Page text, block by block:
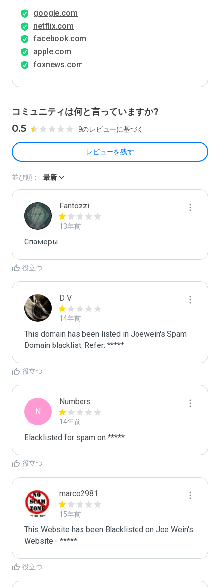
google.com
netflix.com
facebook.com
apple.com
foxnews.com
コミュニティは何と言っていますか?
0.5 9のレビューに基づく
レビューを残す
並び順： 最新
Fantozzi
13年前
Cпaмepы.
役立つ
D V
14年前
This domain has been listed in Joewein's Spam
Domain blacklist. Refer: *****
役立つ
N
Numbers
14年前
Blacklisted for spam on *****
役立つ
marco2981
15年前
This Website has been Blacklisted on Joe Wein's
Website - *****
役立つ